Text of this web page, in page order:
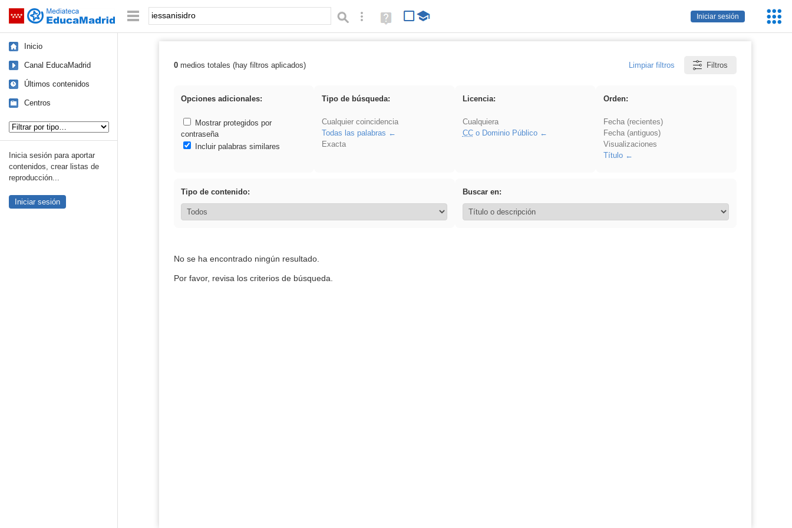
Saltar navegación
Iniciar sesión
Palabra o frase: Búsqueda avanzada
Ayuda
(en
Inicio
Canal EducaMadrid
Últimos contenidos
Centros
Inicia sesión para aportar
contenidos, crear listas de
reproducción...
Iniciar sesión
Resultados de: iessanisidro
0medios totales (hay filtros aplicados) Limpiar filtros Filtros
Opciones adicionales:
Mostrar protegidos por
contraseña
Incluir palabras similares
Tipo de búsqueda:
Cualquier coincidencia
Todas las palabras
Exacta
Licencia:
Cualquiera
CCo Dominio Público
Orden:
Fecha (recientes)
Fecha (antiguos)
Visualizaciones
Título
Tipo de contenido: Buscar en:
No se ha encontrado ningún resultado.
Por favor, revisa los criterios de búsqueda.